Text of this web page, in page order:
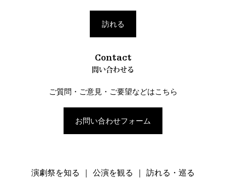
訪れる
Contact
問い合わせる
ご質問・ご意見・ご要望などはこちら
お問い合わせフォーム
演劇祭を知る 公演を観る
訪れる・巡る